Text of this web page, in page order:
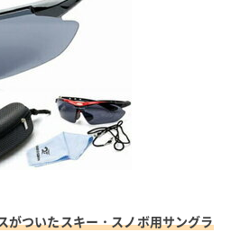
がついたスキー・スノボ用サングラ